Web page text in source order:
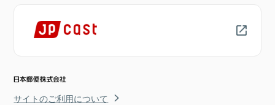
サイトのご利用について